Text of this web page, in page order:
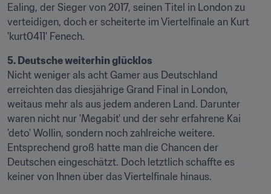
Ealing, der Sieger von 2017, seinen Titel in London zu
verteidigen, doch er scheiterte im Viertelfinale an Kurt
'kurt0411' Fenech.
5. Deutsche weiterhin glücklos
Nicht weniger als acht Gamer aus Deutschland
erreichten das diesjährige Grand Final in London,
weitaus mehr als aus jedem anderen Land. Darunter
waren nicht nur 'Megabit' und der sehr erfahrene Kai
'deto' Wollin, sondern noch zahlreiche weitere.
Entsprechend groß hatte man die Chancen der
Deutschen eingeschätzt. Doch letztlich schaffte es
keiner von Ihnen über das Viertelfinale hinaus.